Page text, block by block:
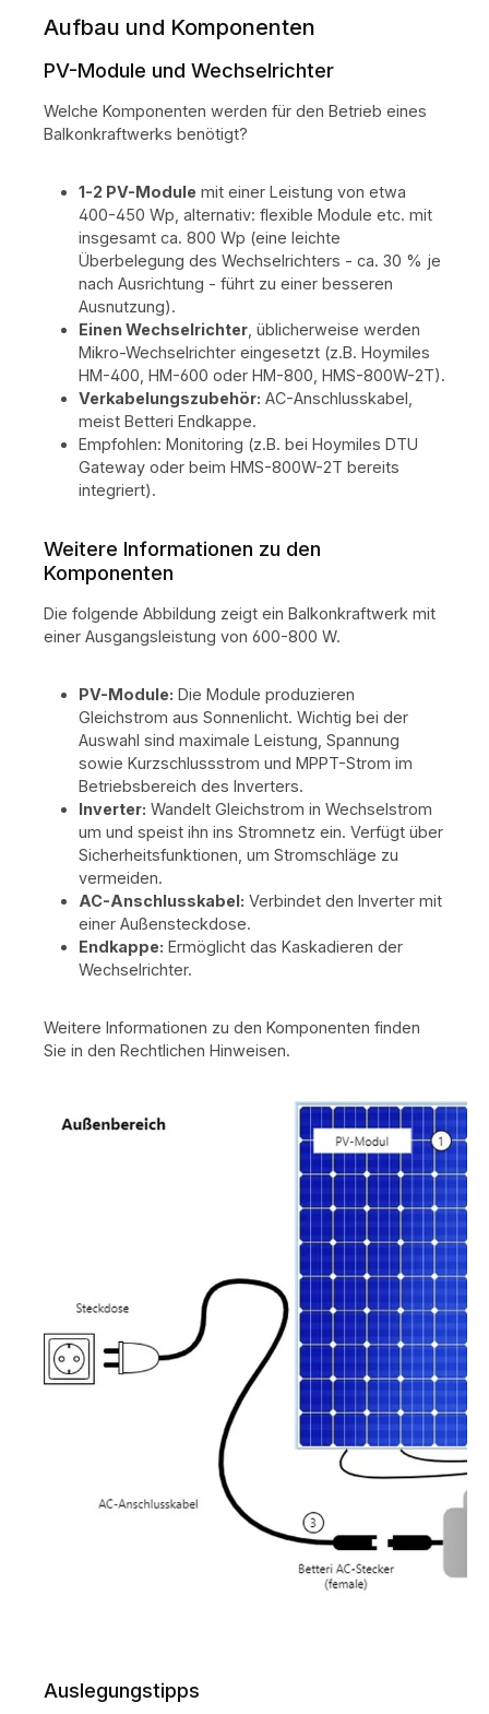
einfacher Bedienung und moderner Solartechnik –
ideal für alle, die umweltbewusst Strom sparen
möchten 💚. Starten Sie noch heute in die Welt der
erneuerbaren Energien – mit Ihrem eigenen
Aufbau und Komponenten
PV-Module und Wechselrichter
Welche Komponenten werden für den Betrieb eines
Balkonkraftwerks benötigt?
1-2 PV-Module mit einer Leistung von etwa
400-450 Wp, alternativ: flexible Module etc. mit
insgesamt ca. 800 Wp (eine leichte
Überbelegung des Wechselrichters - ca. 30 % je
nach Ausrichtung - führt zu einer besseren
Ausnutzung).
Einen Wechselrichter , üblicherweise werden
Mikro-Wechselrichter eingesetzt (z.B. Hoymiles
HM-400, HM-600 oder HM-800, HMS-800W-2T).
Verkabelungszubehör: AC-Anschlusskabel,
meist Betteri Endkappe.
Empfohlen: Monitoring (z.B. bei Hoymiles DTU
Gateway oder beim HMS-800W-2T bereits
integriert).
Weitere Informationen zu den
Komponenten
Die folgende Abbildung zeigt ein Balkonkraftwerk mit
einer Ausgangsleistung von 600-800 W.
PV-Module: Die Module produzieren
Gleichstrom aus Sonnenlicht. Wichtig bei der
Auswahl sind maximale Leistung, Spannung
sowie Kurzschlussstrom und MPPT-Strom im
Betriebsbereich des Inverters.
Inverter: Wandelt Gleichstrom in Wechselstrom
um und speist ihn ins Stromnetz ein. Verfügt über
Sicherheitsfunktionen, um Stromschläge zu
vermeiden.
AC-Anschlusskabel: Verbindet den Inverter mit
einer Außensteckdose.
Endkappe: Ermöglicht das Kaskadieren der
Wechselrichter.
Weitere Informationen zu den Komponenten finden
Sie in den Rechtlichen Hinweisen.
Auslegungstipps